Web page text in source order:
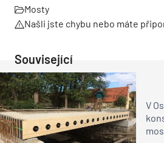
Mosty
Našli jste chybu nebo máte
Související
V